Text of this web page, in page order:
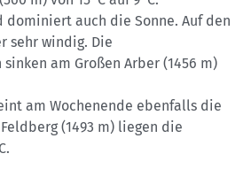
dominiert auch die Sonne. Auf den
sehr windig. Die
am Großen Arber (1456 m)
am Wochenende ebenfalls die
(1493 m) liegen die